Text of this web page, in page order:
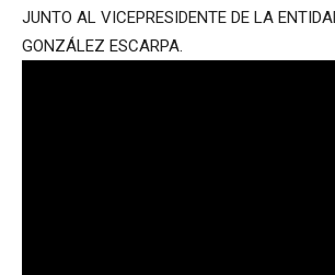
JUNTO AL VICEPRESIDENTE DE LA
GONZÁLEZ ESCARPA.